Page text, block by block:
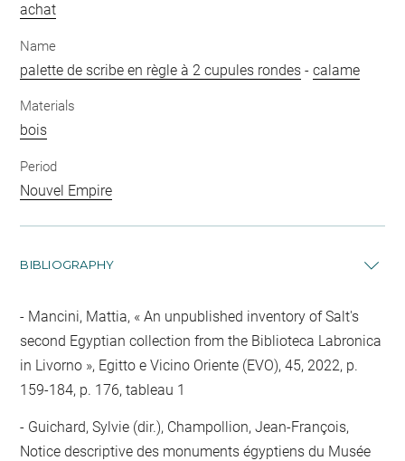
achat
Name
palette de scribe en règle à 2 cupules rondes -calame
Materials
bois
Period
Nouvel Empire
BIBLIOGRAPHY
Mancini, Mattia, « An unpublished inventory of Salt's
second Egyptian collection from the Biblioteca Labronica
in Livorno », Egitto e Vicino Oriente (EVO), 45, 2022, p.
159-184, p. 176, tableau 1
Guichard, Sylvie (dir.), Champollion, Jean-François,
Notice descriptive des monuments égyptiens du Musée